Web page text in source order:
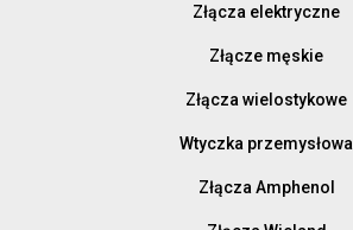
Złącza elektryczne
Złącze męskie
Złącza wielostykowe
Wtyczka przemysłowa
Złącza Amphenol